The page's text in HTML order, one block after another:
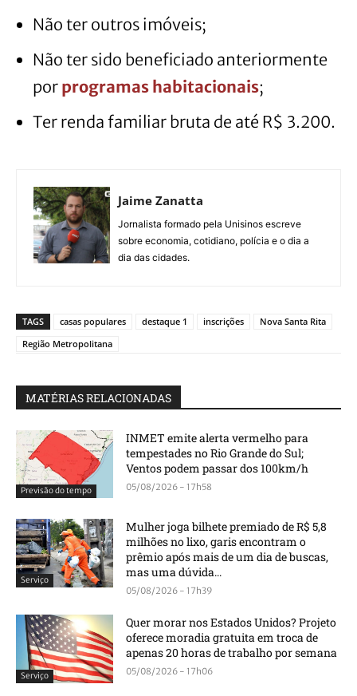
Não ter outros imóveis;
Não ter sido beneficiado anteriormente
por programas habitacionais;
Ter renda familiar bruta de até R$ 3.200.
Jaime Zanatta
Jornalista formado pela Unisinos escreve
sobre economia, cotidiano, polícia e o dia a
dia das cidades.
TAGS casas populares destaque 1 inscrições
Nova Santa Rita
Região Metropolitana
MATÉRIAS RELACIONADAS
Previsão do tempo
INMET emite alerta vermelho para
tempestades no Rio Grande do Sul;
Ventos podem passar dos 100km/h
05/08/2026 - 17h58
Serviço
Mulher joga bilhete premiado de R$ 5,8
milhões no lixo, garis encontram o
prêmio após mais de um dia de buscas,
mas uma dúvida...
05/08/2026 - 17h39
Serviço
Quer morar nos Estados Unidos? Projeto
oferece moradia gratuita em troca de
apenas 20 horas de trabalho por semana
05/08/2026 - 17h06